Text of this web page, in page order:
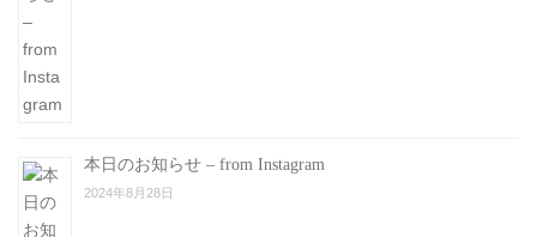
本日のお知らせ – from Instagram
2024年8月28日